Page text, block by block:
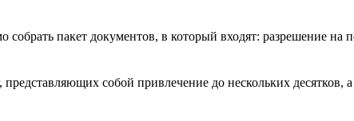
собрать пакет документов, в который входят: разрешение на
собой привлечение до нескольких десятков,